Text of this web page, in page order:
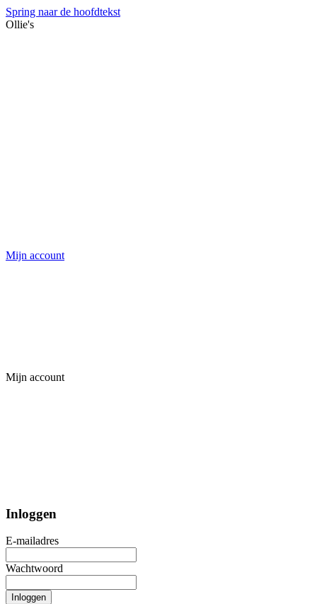
Spring naar de hoofdtekst
Ollie's
Mijn account
Mijn account
Inloggen
E-mailadres
Wachtwoord
Inloggen